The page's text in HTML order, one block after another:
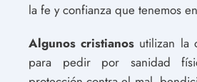
la fe y confianza que tenemos
Algunos cristianos utilizan la
para pedir por sanidad